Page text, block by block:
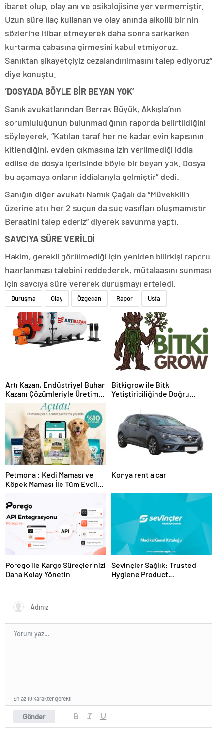
ibaret olup, olay anı ve psikolojisine yer vermemiştir.
Uzun süre ilaç kullanan ve olay anında alkollü birinin
sözlerine itibar etmeyerek daha sonra sarkarken
kurtarma çabasına girmesini kabul etmiyoruz.
Sanıktan şikayetçiyiz cezalandırılmasını talep ediyoruz”
diye konuştu.
‘DOSYADA BÖYLE BİR BEYAN YOK’
Sanık avukatlarından Berrak Büyük, Akkışla’nın
sorumluluğunun bulunmadığının raporda belirtildiğini
söyleyerek, “Katılan taraf her ne kadar evin kapısının
kitlendiğini, evden çıkmasına izin verilmediği iddia
edilse de dosya içerisinde böyle bir beyan yok. Dosya
bu aşamaya onların iddialarıyla gelmiştir” dedi.
Sanığın diğer avukatı Namık Çağalı da “Müvekkilin
üzerine atılı her 2 suçun da suç vasıfları oluşmamıştır.
Beraatini talep ederiz” diyerek savunma yaptı.
SAVCIYA SÜRE VERİLDİ
Hakim, gerekli görülmediği için yeniden bilirkişi raporu
hazırlanması talebini reddederek, mütalaasını sunması
için savcıya süre vererek duruşmayı erteledi.
Duruşma Olay Özgecan Rapor Usta
Artı Kazan, Endüstriyel Buhar
Kazanı Çözümleriyle Üretim
Tesislerine Verimli Sistemler
Sunuyor
Bitkigrow ile Bitki
Yetiştiriciliğinde Doğru
Petmona : Kedi Maması ve
Köpek Maması İle Tüm Evcil
Konya rent a car
Porego ile Kargo Süreçlerinizi
Daha Kolay Yönetin
Sevinçler Sağlık: Trusted
Hygiene Product
Gönder
En az 10 karakter gerekli